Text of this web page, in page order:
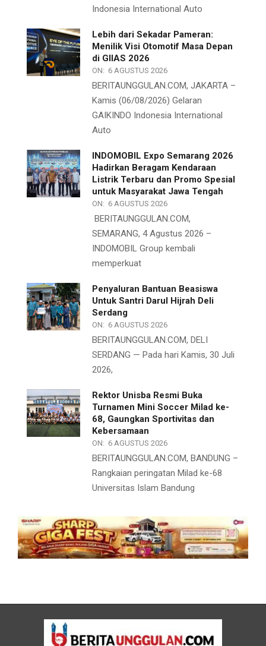
Indonesia International Auto
Lebih dari Sekadar Pameran:
Menilik Visi Otomotif Masa Depan
di GIIAS 2026
ON: 6 AGUSTUS 2026
BERITAUNGGULAN.COM, JAKARTA –
Kamis (06/08/2026) Gelaran
GAIKINDO Indonesia International
Auto
INDOMOBIL Expo Semarang 2026
Hadirkan Beragam Kendaraan
Listrik Terbaru dan Promo Spesial
untuk Masyarakat Jawa Tengah
ON: 6 AGUSTUS 2026
BERITAUNGGULAN.COM,
SEMARANG, 4 Agustus 2026 –
INDOMOBIL Group kembali
memperkuat
Penyaluran Bantuan Beasiswa
Untuk Santri Darul Hijrah Deli
Serdang
ON: 6 AGUSTUS 2026
BERITAUNGGULAN.COM, DELI
SERDANG — Pada hari Kamis, 30 Juli
2026,
Rektor Unisba Resmi Buka
Turnamen Mini Soccer Milad ke-
68, Gaungkan Sportivitas dan
Kebersamaan
ON: 6 AGUSTUS 2026
BERITAUNGGULAN.COM, BANDUNG –
Rangkaian peringatan Milad ke-68
Universitas Islam Bandung